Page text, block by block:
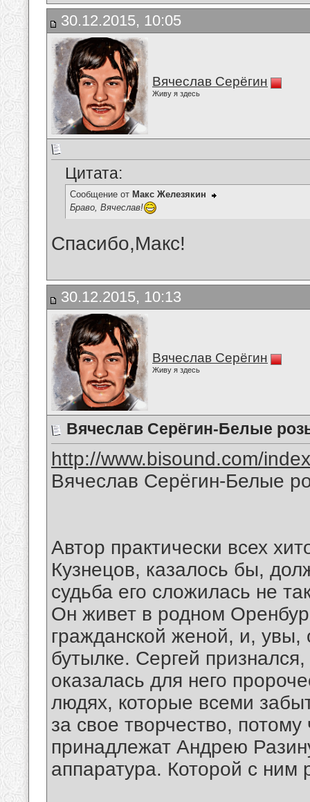
30.12.2015, 10:05
Вячеслав Серёгин
Живу я здесь
Цитата:
Сообщение от Макс Железякин
Браво, Вячеслав!
Спасибо,Макс!
30.12.2015, 10:13
Вячеслав Серёгин
Живу я здесь
Вячеслав Серёгин-Белые
http://www.bisound.com/
Вячеслав Серёгин-Белые
Автор практически всех
Кузнецов, казалось бы,
судьба его сложилась не
Он живет в родном
гражданской женой, и, увы,
бутылке. Сергей
оказалась для него
людях, которые всеми
за свое творчество,
принадлежат Андрею
аппаратура. Которой с